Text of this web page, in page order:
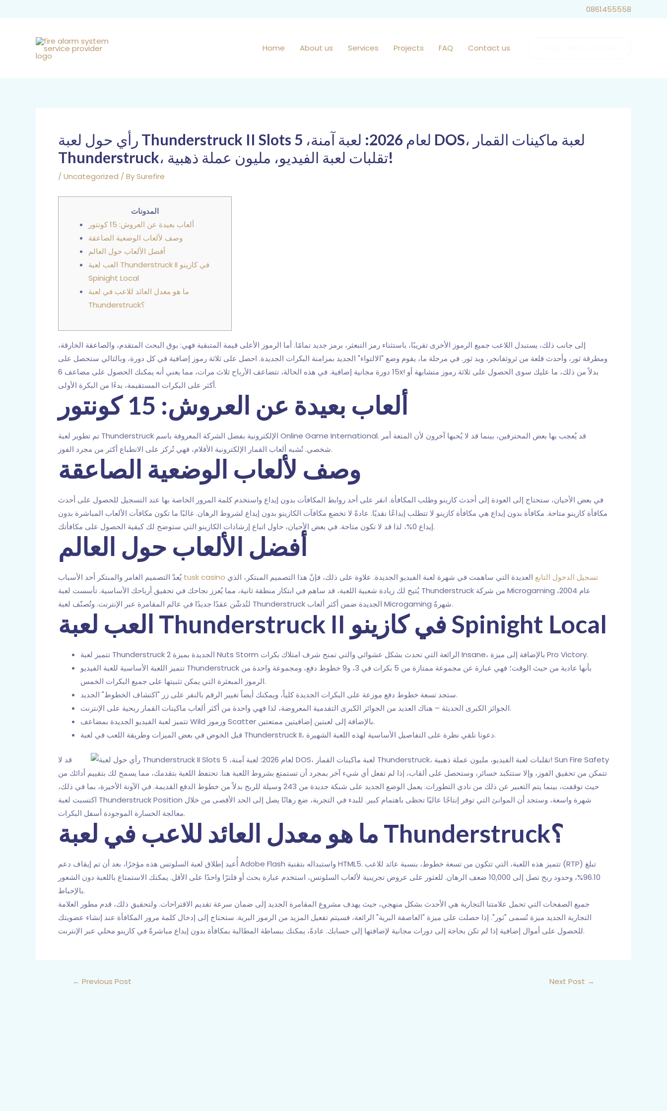
0861455558
Home About us Services Projects FAQ Contact us
رأي حول لعبة Thunderstruck II Slots لعام 2026: لعبة آمنة، 5 DOS، لعبة ماكينات القمار
Thunderstruck، تقلبات لعبة الفيديو، مليون عملة ذهبية!
/ Uncategorized / BySurefire
المدونات
ألعاب بعيدة عن العروش: 15 كونتور
وصف لألعاب الوضعية الصاعقة
أفضل الألعاب حول العالم
العب لعبة Thunderstruck II في كازينو
Spinight Local
ما هو معدل العائد للاعب في لعبة
Thunderstruck؟
إلى جانب ذلك، يستبدل اللاعب جميع الرموز الأخرى تقريبًا، باستثناء رمز التبعثر، برمز جديد تمامًا. أما الرموز الأعلى قيمة المتبقية فهي: بوق البحث المتقدم، والصاعقة الخارقة،
ومطرقة ثور، وأحدث قلعة من ثروثفانجر، ويد ثور. في مرحلة ما، يقوم وضع "الالتواء" الجديد بمزامنة البكرات الجديدة. احصل على ثلاثة رموز إضافية في كل دورة، وبالتالي ستحصل على
15 دورة مجانية إضافية. في هذه الحالة، تتضاعف الأرباح ثلاث مرات، مما يعني أنه يمكنك الحصول على مضاعف 6x! بدلاً من ذلك، ما عليك سوى الحصول على ثلاثة رموز متشابهة أو
أكثر على البكرات المستقيمة، بدءًا من البكرة الأولى.
ألعاب بعيدة عن العروش: 15 كونتور
تم تطوير لعبة Thunderstruck الإلكترونية بفضل الشركة المعروفة باسم Online Game International. قد يُعجب بها بعض المحترفين، بينما قد لا يُحبها آخرون لأن المتعة أمر
شخصي. تُشبه ألعاب القمار الإلكترونية الأفلام، فهي تُركز على الانطباع أكثر من مجرد الفوز.
وصف لألعاب الوضعية الصاعقة
في بعض الأحيان، ستحتاج إلى العودة إلى أحدث كازينو وطلب المكافأة. انقر على أحد روابط المكافآت بدون إيداع واستخدم كلمة المرور الخاصة بها عند التسجيل للحصول على أحدث
مكافأة كازينو متاحة. مكافأة بدون إيداع هي مكافأة كازينو لا تتطلب إيداعًا نقديًا. عادةً لا تخضع مكافآت الكازينو بدون إيداع لشروط الرهان. غالبًا ما تكون مكافآت الألعاب المباشرة بدون
إيداع 0%، لذا قد لا تكون متاحة. في بعض الأحيان، حاول اتباع إرشادات الكازينو التي ستوضح لك كيفية الحصول على مكافأتك.
أفضل الألعاب حول العالم
tusk casino تسجيل الدخول التابع العديدة التي ساهمت في شهرة لعبة الفيديو الجديدة. علاوة على ذلك، فإنّ هذا التصميم المبتكر، الذي
يُتيح لك زيادة شعبية اللعبة، قد ساهم في ابتكار منطقة ثانية، مما يُعزز نجاحك في تحقيق أرباحك الأساسية. تأسست لعبة Thunderstruck من شركة Microgaming عام 2004،
لتُدشّن عقدًا جديدًا في عالم المقامرة عبر الإنترنت. وتُصنّف لعبة Thunderstruck الجديدة ضمن أكثر ألعاب Microgaming شهرةً.
العب لعبة Thunderstruck II في كازينو Spinight Local
تتميز لعبة Thunderstruck 2 الجديدة بميزة Nuts Storm الرائعة التي تحدث بشكل عشوائي والتي تمنح شرف امتلاك بكرات Insane، بالإضافة إلى ميزة Pro Victory.
تتميز اللعبة الأساسية للعبة الفيديو Thunderstruck بأنها عادية من حيث الوقت؛ فهي عبارة عن مجموعة ممتازة من 5 بكرات في 3، و9 خطوط دفع، ومجموعة واحدة من
الرموز المبعثرة التي يمكن تثبيتها على جميع البكرات الخمس.
ستجد تسعة خطوط دفع موزعة على البكرات الجديدة كلياً، ويمكنك أيضاً تغيير الرقم بالنقر على زر "اكتشاف الخطوط" الجديد.
الجوائز الكبرى الحديثة – هناك العديد من الجوائز الكبرى التقدمية المعروضة، لذا فهي واحدة من أكثر ألعاب ماكينات القمار ربحية على الإنترنت.
تتميز لعبة الفيديو الجديدة بمضاعف Wild ورموز Scatter بالإضافة إلى لعبتين إضافيتين ممتعتين.
قبل الخوض في بعض الميزات وطريقة اللعب في لعبة Thunderstruck II، دعونا نلقي نظرة على التفاصيل الأساسية لهذه اللعبة الشهيرة.
قد لا
تتمكن من تحقيق الفوز، وإلا ستتكبد خسائر، وستحصل على ألقاب، إذا لم تفعل أي شيء آخر بمجرد أن تستمتع بشروط اللعبة هنا. تحتفظ اللعبة بتقدمك، مما يسمح لك بتقييم أدائك من
حيث توقفت، بينما يتم التعبير عن ذلك من نادي التطورات. يعمل الوضع الجديد على شبكة جديدة من 243 وسيلة للربح بدلاً من خطوط الدفع القديمة. في الآونة الأخيرة، بما في ذلك،
اكتسبت لعبة Thunderstruck Position شهرة واسعة، وستجد أن الموانئ التي توفر إنتاجًا عاليًا تحظى باهتمام كبير. للبدء في التجربة، ضع رهانًا يصل إلى الحد الأقصى من خلال
معالجة الخسارة الموجودة أسفل البكرات.
ما هو معدل العائد للاعب في لعبة Thunderstruck؟
أُعيد إطلاق لعبة السلوتس هذه مؤخرًا، بعد أن تم إيقاف دعم Adobe Flash واستبداله بتقنية HTML5. تتميز هذه اللعبة، التي تتكون من تسعة خطوط، بنسبة عائد للاعب (RTP) تبلغ
96.10%، وحدود ربح تصل إلى 10,000 ضعف الرهان. للعثور على عروض تجريبية لألعاب السلوتس، استخدم عبارة بحث أو فلترًا واحدًا على الأقل. يمكنك الاستمتاع باللعبة دون الشعور
بالإحباط.
جميع الصفحات التي تحمل علامتنا التجارية هي الأحدث بشكل منهجي، حيث يهدف مشروع المقامرة الجديد إلى ضمان سرعة تقديم الاقتراحات. ولتحقيق ذلك، قدم مطور العلامة
التجارية الجديد ميزة تُسمى "ثور". إذا حصلت على ميزة "العاصفة البرية" الرائعة، فسيتم تفعيل المزيد من الرموز البرية. ستحتاج إلى إدخال كلمة مرور المكافأة عند إنشاء عضويتك
للحصول على أموال إضافية إذا لم تكن بحاجة إلى دورات مجانية لإضافتها إلى حسابك. عادةً، يمكنك ببساطة المطالبة بمكافأة بدون إيداع مباشرةً في كازينو محلي عبر الإنترنت.
← Previous Post Next Post →